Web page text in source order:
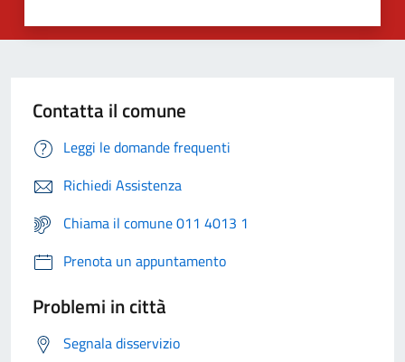
Contatta il comune
Leggi le domande frequenti
Richiedi Assistenza
Chiama il comune 011 4013 1
Prenota un appuntamento
Problemi in città
Segnala disservizio